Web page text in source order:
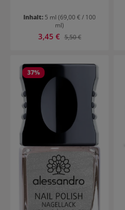
Inhalt: 5 ml (69,00 € / 100
ml)
Verkaufspreis:
3,45 € Regulärer Preis:
5,50 €
37%